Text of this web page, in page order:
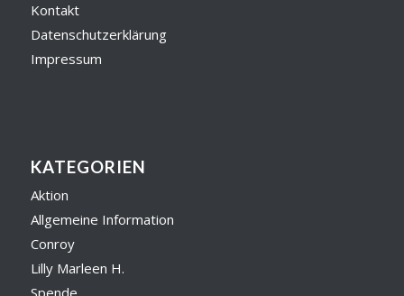
Kontakt
Datenschutzerklärung
Impressum
KATEGORIEN
Aktion
Allgemeine Information
Conroy
Lilly Marleen H.